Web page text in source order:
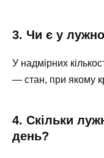
3. Чи є у
У надмірних
— стан, при якому
4. Скільки
день?